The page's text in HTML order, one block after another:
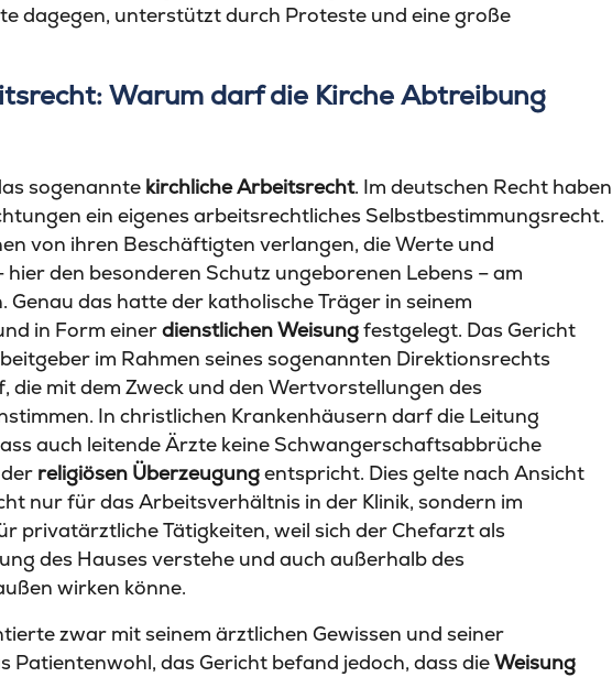
dagegen, unterstützt durch Proteste und eine große
Warum darf die Kirche Abtreibung
sogenannte kirchliche Arbeitsrecht. Im deutschen Recht haben
ein eigenes arbeitsrechtliches Selbstbestimmungsrecht.
von ihren Beschäftigten verlangen, die Werte und
den besonderen Schutz ungeborenen Lebens – am
Genau das hatte der katholische Träger in seinem
in Form einerdienstlichen Weisungfestgelegt. Das Gericht
im Rahmen seines sogenannten Direktionsrechts
die mit dem Zweck und den Wertvorstellungen des
In christlichen Krankenhäusern darf die Leitung
auch leitende Ärzte keine Schwangerschaftsabbrüche
religiösen Überzeugungentspricht. Dies gelte nach Ansicht
nur für das Arbeitsverhältnis in der Klinik, sondern im
privatärztliche Tätigkeiten, weil sich der Chefarzt als
des Hauses verstehe und auch außerhalb des
wirken könne.
zwar mit seinem ärztlichen Gewissen und seiner
das Gericht befand jedoch, dass dieWeisung